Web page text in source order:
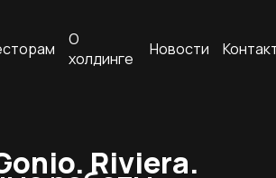
О
холдинге
Новости
Riviera.